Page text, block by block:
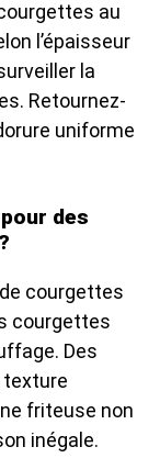
au
l’épaisseur
la
Retournez-
uniforme
des
courgettes
courgettes
Des
texture
friteuse non
inégale.